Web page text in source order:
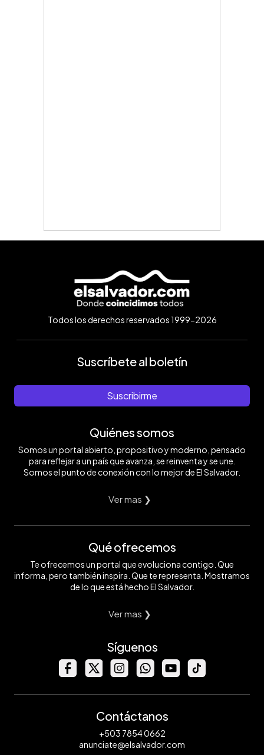
Todos los derechos reservados 1999-2026
Suscríbete al boletín
Suscribirme
Quiénes somos
Somos un portal abierto, propositivo y moderno, pensado
para reflejar a un país que avanza, se reinventa y se une.
Somos el punto de conexión con lo mejor de El Salvador.
Ver mas ❯
Qué ofrecemos
Te ofrecemos un portal que evoluciona contigo. Que
informa, pero también inspira. Que te representa. Mostramos
de lo que está hecho El Salvador.
Ver mas ❯
Síguenos
Contáctanos
+503 7854 0662
anunciate@elsalvador.com